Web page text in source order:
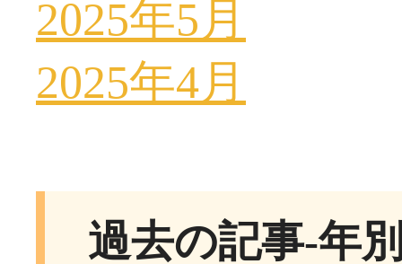
2025年5月
2025年4月
過去の記事-年